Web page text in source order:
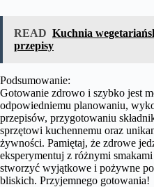
READ Kuchnia
przepisy
Podsumowanie:
Gotowanie zdrowo i szybko jest
odpowiedniemu planowaniu,
przepisów, przygotowaniu
sprzętowi kuchennemu oraz
żywności. Pamiętaj, że zdrowe
eksperymentuj z różnymi
stworzyć wyjątkowe i pożywne
bliskich. Przyjemnego gotowania!